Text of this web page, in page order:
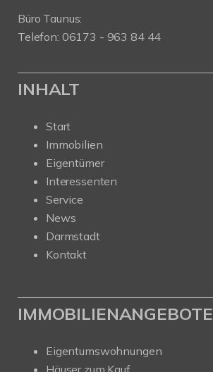
Büro Taunus:
Telefon: 06173 - 963 84 44
INHALT
Start
Immobilien
Eigentümer
Interessenten
Service
News
Darmstadt
Kontakt
IMMOBILIENANGEBOTE
Eigentumswohnungen